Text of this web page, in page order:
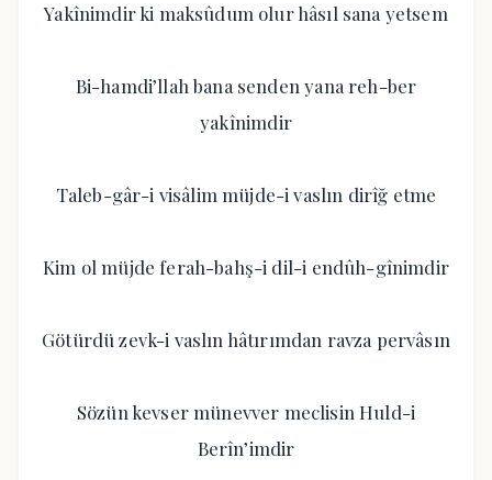
Yakînimdir ki maksûdum olur hâsıl sana yetsem
Bi-hamdi’llah bana senden yana reh-ber
yakînimdir
Taleb-gâr-i visâlim müjde-i vaslın dirîğ etme
Kim ol müjde ferah-bahş-i dil-i endûh-gînimdir
Götürdü zevk-i vaslın hâtırımdan ravza pervâsın
Sözün kevser münevver meclisin Huld-i
Berîn’imdir